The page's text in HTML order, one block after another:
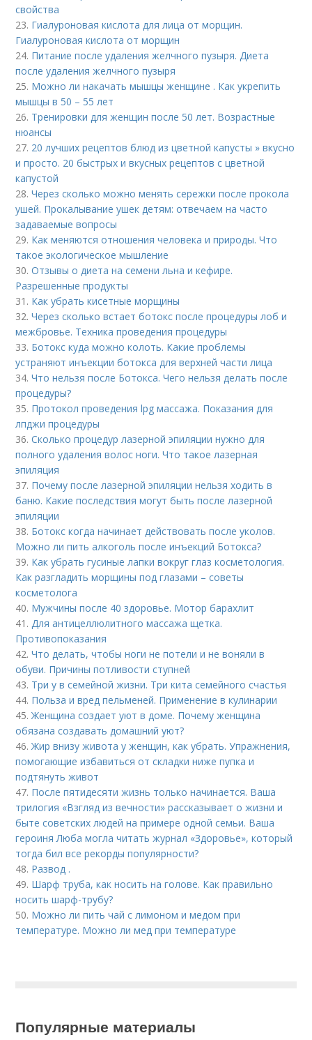
свойства
23. Гиалуроновая кислота для лица от морщин.
Гиалуроновая кислота от морщин
24. Питание после удаления желчного пузыря. Диета
после удаления желчного пузыря
25. Можно ли накачать мышцы женщине . Как укрепить
мышцы в 50 – 55 лет
26. Тренировки для женщин после 50 лет. Возрастные
нюансы
27. 20 лучших рецептов блюд из цветной капусты » вкусно
и просто. 20 быстрых и вкусных рецептов с цветной
капустой
28.Через сколько можно менять сережки после прокола
ушей. Прокалывание ушек детям: отвечаем на часто
задаваемые вопросы
29. Как меняются отношения человека и природы. Что
такое экологическое мышление
30.Отзывы о диета на семени льна и кефире.
Разрешенные продукты
31. Как убрать кисетные морщины
32.Через сколько встает ботокс после процедуры лоб и
межбровье. Техника проведения процедуры
33. Ботокс куда можно колоть. Какие проблемы
устраняют инъекции ботокса для верхней части лица
34.Что нельзя после Ботокса. Чего нельзя делать после
процедуры?
35. Протокол проведения lpg массажа. Показания для
лпджи процедуры
36.Сколько процедур лазерной эпиляции нужно для
полного удаления волос ноги. Что такое лазерная
эпиляция
37. Почему после лазерной эпиляции нельзя ходить в
баню. Какие последствия могут быть после лазерной
эпиляции
38. Ботокс когда начинает действовать после уколов.
Можно ли пить алкоголь после инъекций Ботокса?
39. Как убрать гусиные лапки вокруг глаз косметология.
Как разгладить морщины под глазами – советы
косметолога
40. Мужчины после 40 здоровье. Мотор барахлит
41.Для антицеллюлитного массажа щетка.
Противопоказания
42.Что делать, чтобы ноги не потели и не воняли в
обуви. Причины потливости ступней
43. Три у в семейной жизни. Три кита семейного счастья
44. Польза и вред пельменей. Применение в кулинарии
45.Женщина создает уют в доме. Почему женщина
обязана создавать домашний уют?
46.Жир внизу живота у женщин, как убрать. Упражнения,
помогающие избавиться от складки ниже пупка и
подтянуть живот
47. После пятидесяти жизнь только начинается. Ваша
трилогия «Взгляд из вечности» рассказывает о жизни и
быте советских людей на примере одной семьи. Ваша
героиня Люба могла читать журнал «Здоровье», который
тогда бил все рекорды популярности?
48. Развод .
49. Шарф труба, как носить на голове. Как правильно
носить шарф-трубу?
50. Можно ли пить чай с лимоном и медом при
температуре. Можно ли мед при температуре
Популярные материалы